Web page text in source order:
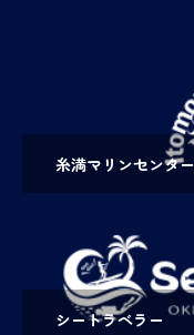
糸満マリンセンター
シートラベラー